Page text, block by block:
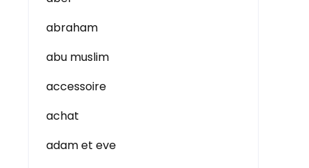
abraham
abu muslim
accessoire
achat
adam et eve